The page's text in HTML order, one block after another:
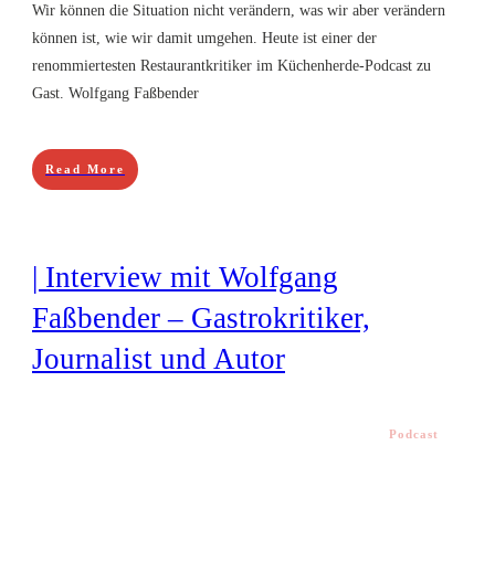
Wir können die Situation nicht verändern, was wir aber verändern
können ist, wie wir damit umgehen. Heute ist einer der
renommiertesten Restaurantkritiker im Küchenherde-Podcast zu
Gast. Wolfgang Faßbender
Read More
| Interview mit Wolfgang
Faßbender – Gastrokritiker,
Journalist und Autor
Podcast